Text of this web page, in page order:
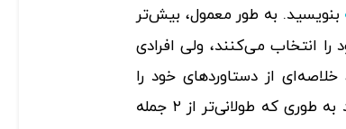
بنویسید. به طور معمول، بیش‌تر
را انتخاب می‌کنند، ولی افرادی
از دستاوردهای خود را
می‌نویسند. این بخش را کوتاه نگه دارید به طوری که طولانی‌تر از ۲ جمله